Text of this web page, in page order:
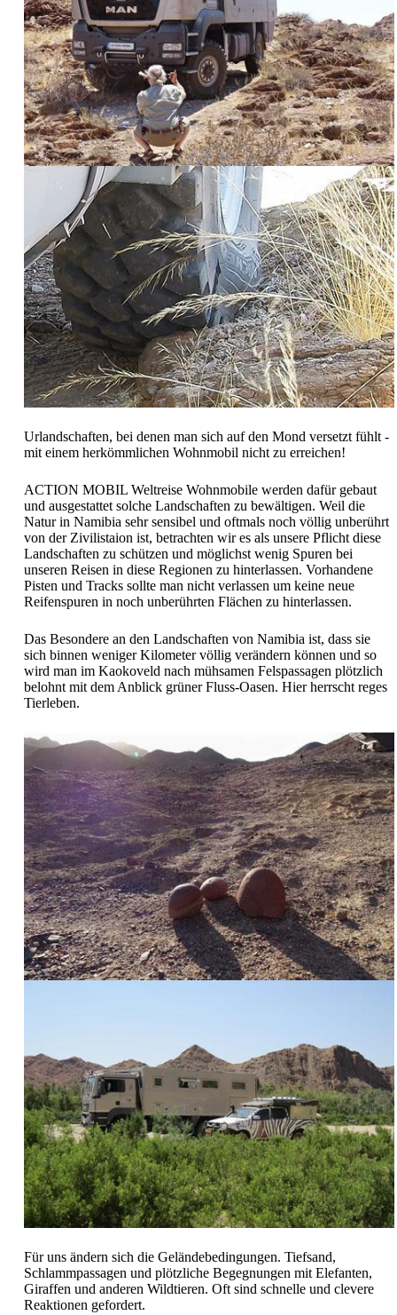
Urlandschaften, bei denen man sich auf den Mond versetzt fühlt -
mit einem herkömmlichen Wohnmobil nicht zu erreichen!
ACTION MOBIL Weltreise Wohnmobile werden dafür gebaut
und ausgestattet solche Landschaften zu bewältigen. Weil die
Natur in Namibia sehr sensibel und oftmals noch völlig unberührt
von der Zivilistaion ist, betrachten wir es als unsere Pflicht diese
Landschaften zu schützen und möglichst wenig Spuren bei
unseren Reisen in diese Regionen zu hinterlassen. Vorhandene
Pisten und Tracks sollte man nicht verlassen um keine neue
Reifenspuren in noch unberührten Flächen zu hinterlassen.
Das Besondere an den Landschaften von Namibia ist, dass sie
sich binnen weniger Kilometer völlig verändern können und so
wird man im Kaokoveld nach mühsamen Felspassagen plötzlich
belohnt mit dem Anblick grüner Fluss-Oasen. Hier herrscht reges
Tierleben.
Für uns ändern sich die Geländebedingungen. Tiefsand,
Schlammpassagen und plötzliche Begegnungen mit Elefanten,
Giraffen und anderen Wildtieren. Oft sind schnelle und clevere
Reaktionen gefordert.